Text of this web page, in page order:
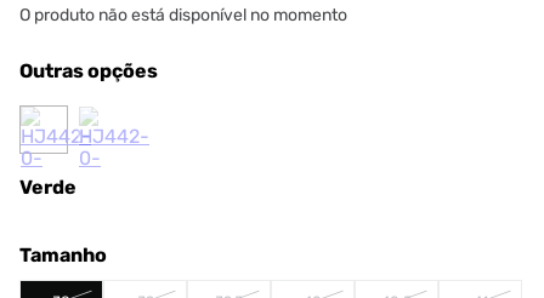
O produto não está disponível no momento
Outras opções
Verde
Tamanho